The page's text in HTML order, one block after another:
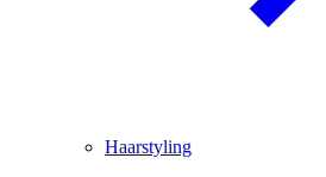
Haarstyling